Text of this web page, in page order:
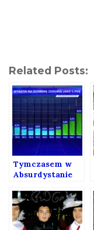
Related Posts:
Tymczasem w
Absurdystanie